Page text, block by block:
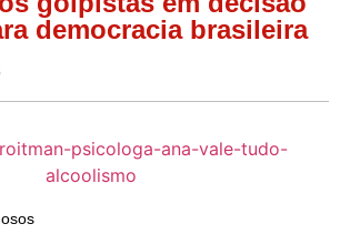
democracia brasileira